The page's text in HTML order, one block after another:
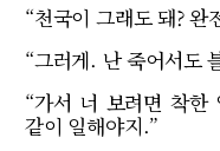
“천국이 그래도 돼? 완
“그러게. 난 죽어서도
“가서 너 보려면 착
같이 일해야지.”